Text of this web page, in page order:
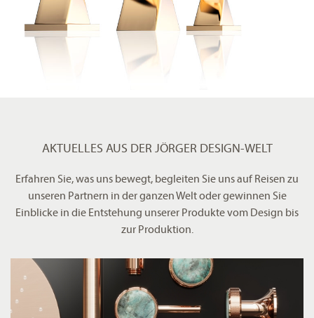
AKTUELLES AUS DER JÖRGER DESIGN-WELT
Erfahren Sie, was uns bewegt, begleiten Sie uns auf Reisen zu
unseren Partnern in der ganzen Welt oder gewinnen Sie
Einblicke in die Entstehung unserer Produkte vom Design bis
zur Produktion.